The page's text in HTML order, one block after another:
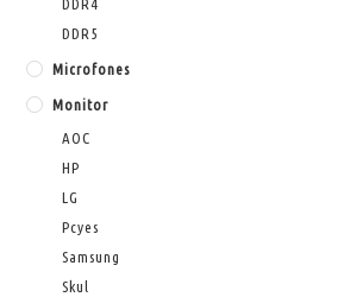
DDR4
DDR5
Microfones
Monitor
AOC
HP
LG
Pcyes
Samsung
Skul